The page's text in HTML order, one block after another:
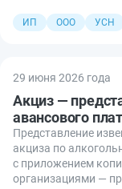
ИП ООО УСН
29 июня 2026 года
Акциз —
авансового
Представление
акциза по
с приложением
организациями —